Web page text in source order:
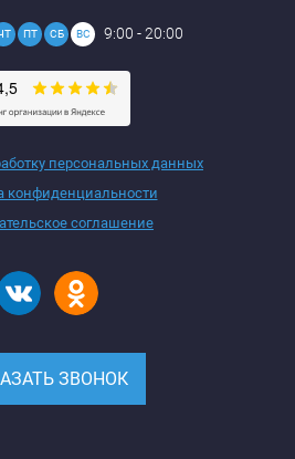
ПТ СБ ВС 9:00 - 20:00
персональных данных
конфиденциальности
соглашение
ЗВОНОК